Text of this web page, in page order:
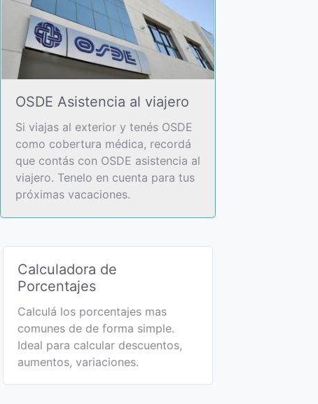
OSDE Asistencia al viajero
Si viajas al exterior y tenés OSDE
como cobertura médica, recordá
que contás con OSDE asistencia al
viajero. Tenelo en cuenta para tus
próximas vacaciones.
Calculadora de
Porcentajes
Calculá los porcentajes mas
comunes de de forma simple.
Ideal para calcular descuentos,
aumentos, variaciones.